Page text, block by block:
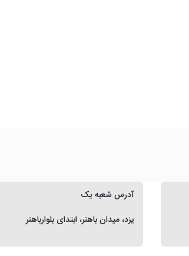
آدرس شعبه یک
یزد، میدان باهنر، ابتدای بلوارباهنر